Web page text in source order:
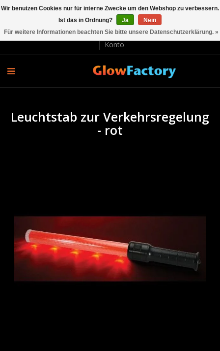
Lieferung und Rücksendung
Bezahlung
Kundenservice
Konto
Leuchtstab zur Verkehrsregelung
- rot
Wir benutzen Cookies nur für interne Zwecke um den Webshop zu verbessern.
Ist das in Ordnung?
Ja
Nein
Für weitere Informationen beachten Sie bitte unsere Datenschutzerklärung. »